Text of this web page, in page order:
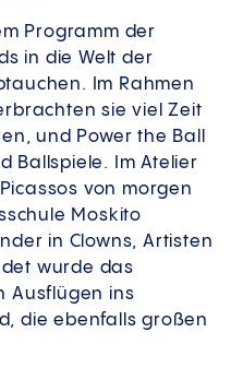
Programm der
in die Welt der
Im Rahmen
sie viel Zeit
und Power the Ball
Ballspiele. Im Atelier
von morgen
Moskito
in Clowns, Artisten
wurde das
Ausflügen ins
die ebenfalls großen